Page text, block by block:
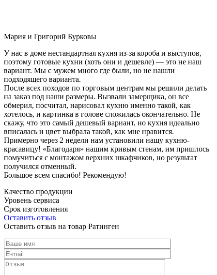
Мария и Григорий Бурковы
У нас в доме нестандартная кухня из-за короба и выступов,
поэтому готовые кухни (хоть они и дешевле) — это не наш
вариант. Мы с мужем много где были, но не нашли
подходящего варианта.
После всех походов по торговым центрам мы решили делать
на заказ под наши размеры. Вызвали замерщика, он все
обмерил, посчитал, нарисовал кухню именно такой, как
хотелось, и картинка в голове сложилась окончательно. Не
скажу, что это самый дешевый вариант, но кухня идеально
вписалась и цвет выбрала такой, как мне нравится.
Примерно через 2 недели нам установили нашу кухню-
красавицу! «Благодаря» нашим кривым стенам, им пришлось
помучиться с монтажом верхних шкафчиков, но результат
получился отменный.
Большое всем спасибо! Рекомендую!
Качество продукции
Уровень сервиса
Срок изготовления
Оставить отзыв
Оставить отзыв на товар Ратинген